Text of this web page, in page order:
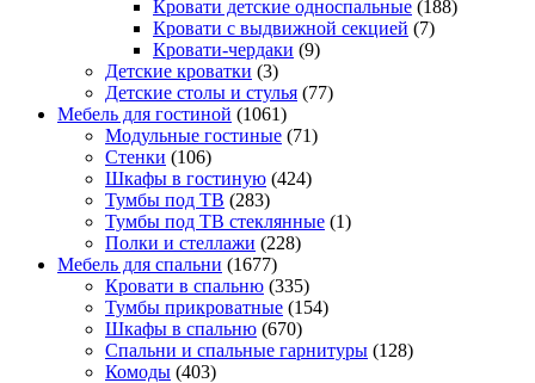
Кровати детские односпальные (188)
Кровати с выдвижной секцией (7)
Кровати-чердаки (9)
Детские кроватки (3)
Детские столы и стулья (77)
Мебель для гостиной (1061)
Модульные гостиные (71)
Стенки (106)
Шкафы в гостиную (424)
Тумбы под ТВ (283)
Тумбы под ТВ стеклянные (1)
Полки и стеллажи (228)
Мебель для спальни (1677)
Кровати в спальню (335)
Тумбы прикроватные (154)
Шкафы в спальню (670)
Спальни и спальные гарнитуры (128)
Комоды (403)